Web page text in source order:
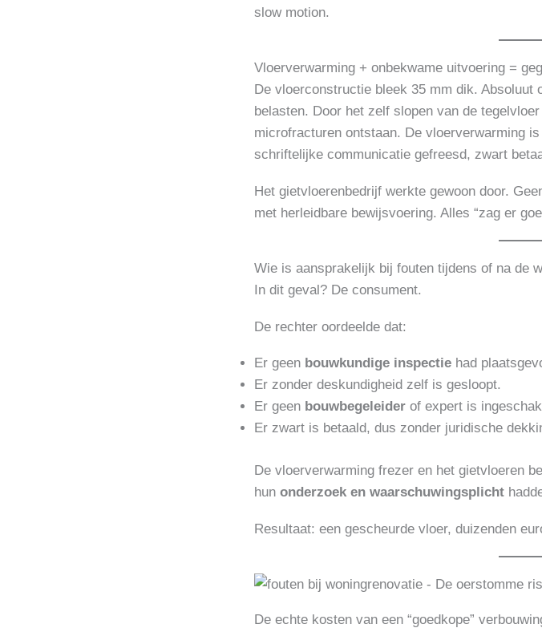
slow motion.
Vloerverwarming + onbekwame uitvoering =
De vloerconstructie bleek 35 mm dik.
belasten. Door het zelf slopen van de
microfracturen ontstaan. De vloerverwarming is
schriftelijke communicatie gefreesd, zwart
Het gietvloerenbedrijf werkte gewoon door.
met herleidbare bewijsvoering. Alles “zag er
Wie is aansprakelijk bij fouten tijdens of na de
In dit geval? De consument.
De rechter oordeelde dat:
Er geen bouwkundige inspectie had
Er zonder deskundigheid zelf is gesloopt.
Er geen bouwbegeleider of expert is
Er zwart is betaald, dus zonder juridische
De vloerverwarming frezer en het gietvloeren
hun onderzoek en waarschuwingsplicht
Resultaat: een gescheurde vloer, duizenden
De echte kosten van een “goedkope”